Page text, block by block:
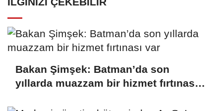
Bakan Şimşek: Batman’da son
yıllarda muazzam bir hizmet fırtınası